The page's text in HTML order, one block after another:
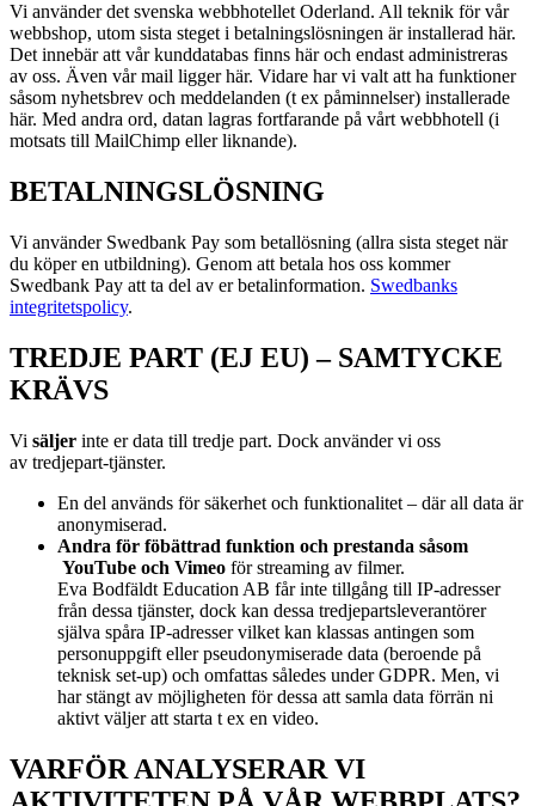
Vi använder det svenska webbhotellet Oderland. All teknik för vår
webbshop, utom sista steget i betalningslösningen är installerad här.
Det innebär att vår kunddatabas finns här och endast administreras
av oss. Även vår mail ligger här. Vidare har vi valt att ha funktioner
såsom nyhetsbrev och meddelanden (t ex påminnelser) installerade
här. Med andra ord, datan lagras fortfarande på vårt webbhotell (i
motsats till MailChimp eller liknande).
BETALNINGSLÖSNING
Vi använder Swedbank Pay som betallösning (allra sista steget när
du köper en utbildning). Genom att betala hos oss kommer
Swedbank Pay att ta del av er betalinformation. Swedbanks
integritetspolicy.
TREDJE PART (EJ EU) – SAMTYCKE
KRÄVS
Vi säljer inte er data till tredje part. Dock använder vi oss
av tredjepart-tjänster.
En del används för säkerhet och funktionalitet – där all data är
anonymiserad.
Andra för föbättrad funktion och prestanda såsom
YouTube och Vimeo för streaming av filmer.
Eva Bodfäldt Education AB får inte tillgång till IP-adresser
från dessa tjänster, dock kan dessa tredjepartsleverantörer
själva spåra IP-adresser vilket kan klassas antingen som
personuppgift eller pseudonymiserade data (beroende på
teknisk set-up) och omfattas således under GDPR. Men, vi
har stängt av möjligheten för dessa att samla data förrän ni
aktivt väljer att starta t ex en video.
VARFÖR ANALYSERAR VI